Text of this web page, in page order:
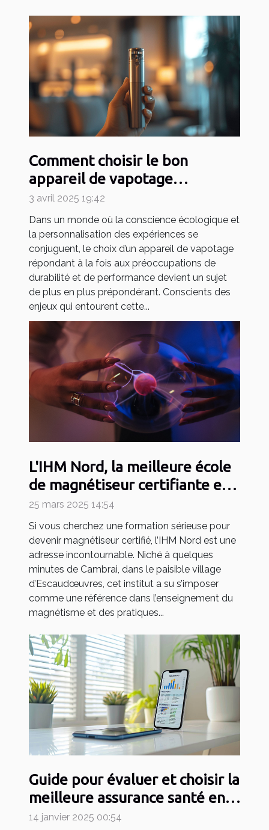
Comment choisir le bon
appareil de vapotage
rechargeable et durable
3 avril 2025 19:42
Dans un monde où la conscience écologique et
la personnalisation des expériences se
conjuguent, le choix d’un appareil de vapotage
répondant à la fois aux préoccupations de
durabilité et de performance devient un sujet
de plus en plus prépondérant. Conscients des
enjeux qui entourent cette...
L'IHM Nord, la meilleure école
de magnétiseur certifiante en
2025
25 mars 2025 14:54
Si vous cherchez une formation sérieuse pour
devenir magnétiseur certifié, l’IHM Nord est une
adresse incontournable. Niché à quelques
minutes de Cambrai, dans le paisible village
d’Escaudœuvres, cet institut a su s’imposer
comme une référence dans l’enseignement du
magnétisme et des pratiques...
Guide pour évaluer et choisir la
meilleure assurance santé en
ligne
14 janvier 2025 00:54